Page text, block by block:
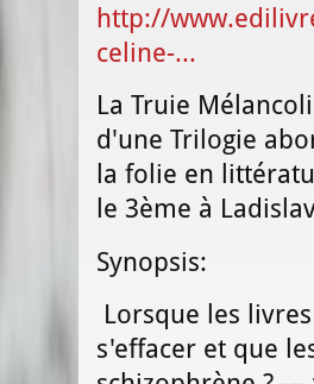
http://
celine-...
La Truie
d'une Trilogie
la folie en
le 3ème à
Synopsis:
Lorsque les
s'effacer et que